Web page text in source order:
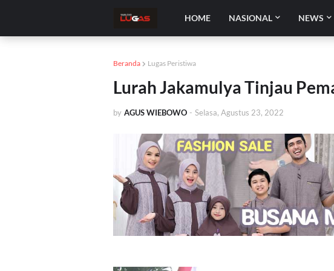
HOME NASIONAL NEWS
Beranda Lugas Peristiwa
Lurah Jakamulya Tinjau
by AGUS WIEBOWO - Selasa, Agustus 23, 2022